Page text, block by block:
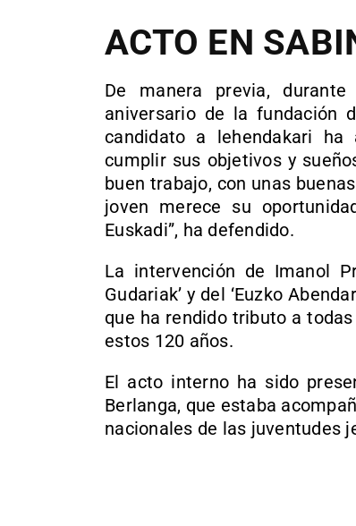
ACTO EN
De manera previa,
aniversario de la fundación
candidato a lehendakari ha
cumplir sus objetivos y
buen trabajo, con unas
joven merece su
Euskadi”, ha defendido.
La intervención de Imanol
Gudariak’ y del ‘Euzko
que ha rendido tributo a
estos 120 años.
El acto interno ha sido
Berlanga, que estaba
nacionales de las juventudes